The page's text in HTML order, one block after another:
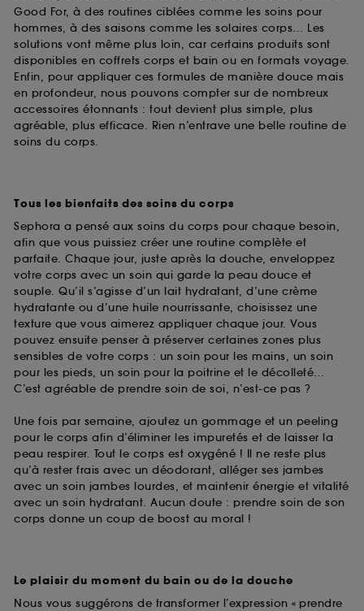
Good For, à des routines ciblées comme les soins pour
hommes, à des saisons comme les solaires corps… Les
solutions vont même plus loin, car certains produits sont
disponibles en coffrets corps et bain ou en formats voyage.
Enfin, pour appliquer ces formules de manière douce mais
en profondeur, nous pouvons compter sur de nombreux
accessoires étonnants : tout devient plus simple, plus
agréable, plus efficace. Rien n’entrave une belle routine de
soins du corps.
Tous les bienfaits des soins du corps
Sephora a pensé aux soins du corps pour chaque besoin,
afin que vous puissiez créer une routine complète et
parfaite. Chaque jour, juste après la douche, enveloppez
votre corps avec un soin qui garde la peau douce et
souple. Qu’il s’agisse d’un lait hydratant, d’une crème
hydratante ou d’une huile nourrissante, choisissez une
texture que vous aimerez appliquer chaque jour. Vous
pouvez ensuite penser à préserver certaines zones plus
sensibles de votre corps : un soin pour les mains, un soin
pour les pieds, un soin pour la poitrine et le décolleté…
C’est agréable de prendre soin de soi, n’est-ce pas ?
Une fois par semaine, ajoutez un gommage et un peeling
pour le corps afin d’éliminer les impuretés et de laisser la
peau respirer. Tout le corps est oxygéné ! Il ne reste plus
qu’à rester frais avec un déodorant, alléger ses jambes
avec un soin jambes lourdes, et maintenir énergie et vitalité
avec un soin hydratant. Aucun doute : prendre soin de son
corps donne un coup de boost au moral !
Le plaisir du moment du bain ou de la douche
Nous vous suggérons de transformer l’expression « prendre